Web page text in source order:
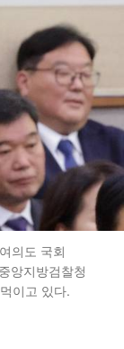
의도 국회
앙지방검찰청
이고 있다.